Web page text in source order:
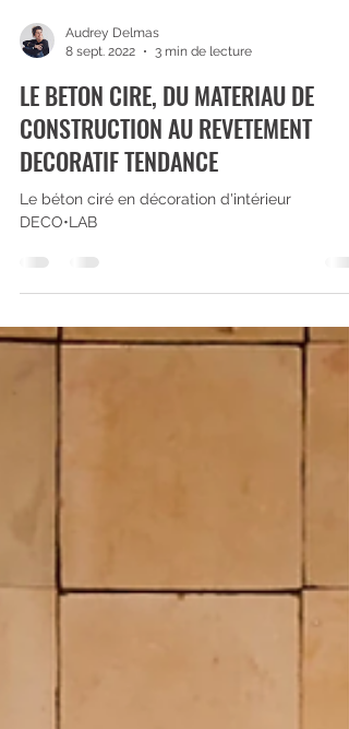
Audrey Delmas
8 sept. 2022
3 min de lecture
LE BETON CIRE, DU MATERIAU DE
CONSTRUCTION AU REVETEMENT
DECORATIF TENDANCE